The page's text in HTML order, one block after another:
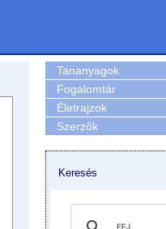
Tananyagok
Fogalomtár
Életrajzok
Szerzők
Keresés